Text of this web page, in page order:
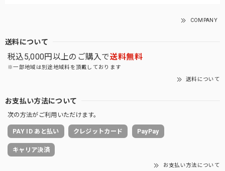
COMPANY
送料について
税込5,000円以上のご購入で送料無料
※一部地域は別途地域料を頂戴しております
送料について
お支払い方法について
次の方法がご利用いただけます。
PAY ID あと払い クレジットカード PayPay
キャリア決済
お支払い方法について